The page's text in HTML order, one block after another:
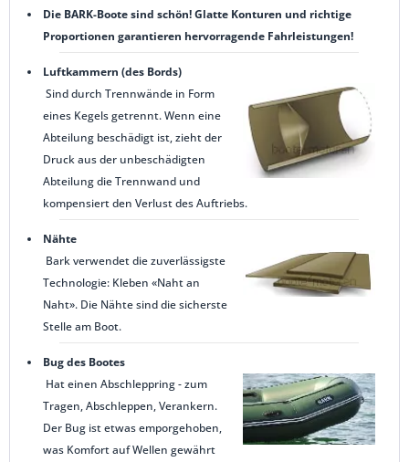
Die BARK-Boote sind schön! Glatte Konturen und richtige
Proportionen garantieren hervorragende Fahrleistungen!
Luftkammern (des Bords)
Sind durch Trennwände in Form
eines Kegels getrennt. Wenn eine
Abteilung beschädigt ist, zieht der
Druck aus der unbeschädigten
Abteilung die Trennwand und
kompensiert den Verlust des Auftriebs.
Nähte
Bark verwendet die zuverlässigste
Technologie: Kleben «Naht an
Naht». Die Nähte sind die sicherste
Stelle am Boot.
Bug des Bootes
Hat einen Abschleppring - zum
Tragen, Abschleppen, Verankern.
Der Bug ist etwas emporgehoben,
was Komfort auf Wellen gewährt